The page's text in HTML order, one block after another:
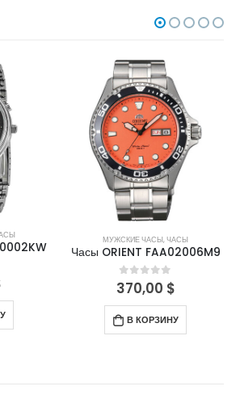
МУЖСКИЕ ЧАСЫ,ЧАСЫ
Часы ORIENT FAA02006M9
0out of 5
370,00 $
В КОРЗИНУ